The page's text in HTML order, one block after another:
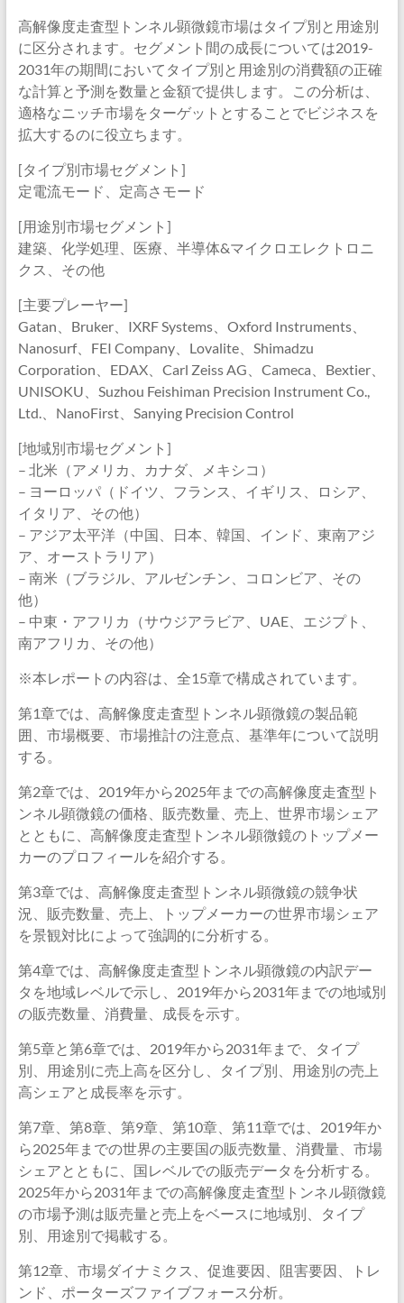
高解像度走査型トンネル顕微鏡市場はタイプ別と用途別
に区分されます。セグメント間の成長については2019-
2031年の期間においてタイプ別と用途別の消費額の正確
な計算と予測を数量と金額で提供します。この分析は、
適格なニッチ市場をターゲットとすることでビジネスを
拡大するのに役立ちます。
[タイプ別市場セグメント]
定電流モード、定高さモード
[用途別市場セグメント]
建築、化学処理、医療、半導体&マイクロエレクトロニ
クス、その他
[主要プレーヤー]
Gatan、Bruker、IXRF Systems、Oxford Instruments、
Nanosurf、FEI Company、Lovalite、Shimadzu
Corporation、EDAX、Carl Zeiss AG、Cameca、Bextier、
UNISOKU、Suzhou Feishiman Precision Instrument Co.,
Ltd.、NanoFirst、Sanying Precision Control
[地域別市場セグメント]
– 北米（アメリカ、カナダ、メキシコ）
– ヨーロッパ（ドイツ、フランス、イギリス、ロシア、
イタリア、その他）
– アジア太平洋（中国、日本、韓国、インド、東南アジ
ア、オーストラリア）
– 南米（ブラジル、アルゼンチン、コロンビア、その
他）
– 中東・アフリカ（サウジアラビア、UAE、エジプト、
南アフリカ、その他）
※本レポートの内容は、全15章で構成されています。
第1章では、高解像度走査型トンネル顕微鏡の製品範
囲、市場概要、市場推計の注意点、基準年について説明
する。
第2章では、2019年から2025年までの高解像度走査型ト
ンネル顕微鏡の価格、販売数量、売上、世界市場シェア
とともに、高解像度走査型トンネル顕微鏡のトップメー
カーのプロフィールを紹介する。
第3章では、高解像度走査型トンネル顕微鏡の競争状
況、販売数量、売上、トップメーカーの世界市場シェア
を景観対比によって強調的に分析する。
第4章では、高解像度走査型トンネル顕微鏡の内訳デー
タを地域レベルで示し、2019年から2031年までの地域別
の販売数量、消費量、成長を示す。
第5章と第6章では、2019年から2031年まで、タイプ
別、用途別に売上高を区分し、タイプ別、用途別の売上
高シェアと成長率を示す。
第7章、第8章、第9章、第10章、第11章では、2019年か
ら2025年までの世界の主要国の販売数量、消費量、市場
シェアとともに、国レベルでの販売データを分析する。
2025年から2031年までの高解像度走査型トンネル顕微鏡
の市場予測は販売量と売上をベースに地域別、タイプ
別、用途別で掲載する。
第12章、市場ダイナミクス、促進要因、阻害要因、トレ
ンド、ポーターズファイブフォース分析。